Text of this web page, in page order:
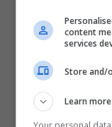
content
services
Store and/
Learn more